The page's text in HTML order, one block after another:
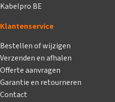
Kabelpro BE
Klantenservice
Bestellen of wijzigen
Verzenden en afhalen
Offerte aanvragen
Garantie en retourneren
Contact